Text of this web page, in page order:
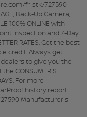
fr-stk/727590
Back-Up Camera,
100% ONLINE with
inspection and 7-Day
RATES: Get the best
credit. Always get
dealers to give you the
the CONSUMER'S
For more
history report
Manufacturer's